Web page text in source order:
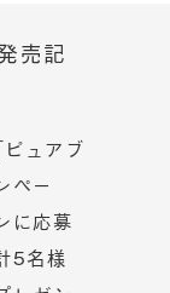
売記
ュアブ
ペー
に応募
5名様